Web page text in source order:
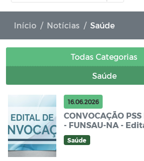
Início Notícias Saúde
Todas Categorias
Saúde
16.06.2026
CONVOCAÇÃO
- FUNSAU-NA -
Saúde